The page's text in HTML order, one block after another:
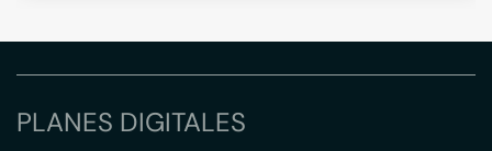
PLANES DIGITALES